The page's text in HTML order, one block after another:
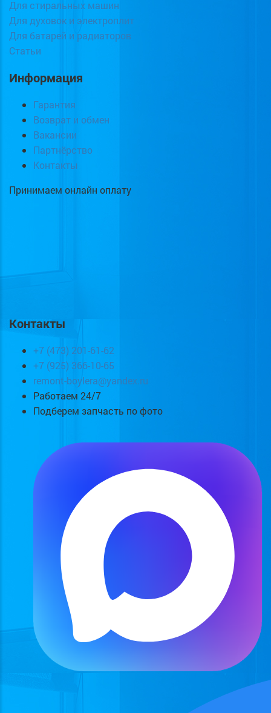
Для стиральных машин
Для духовок и электроплит
Для батарей и радиаторов
Статьи
Информация
Гарантия
Возврат и обмен
Вакансии
Партнёрство
Контакты
Принимаем онлайн оплату
Контакты
+7 (473) 201-61-62
+7 (925) 366-10-65
remont-boylera@yandex.ru
Работаем 24/7
Подберем запчасть по фото